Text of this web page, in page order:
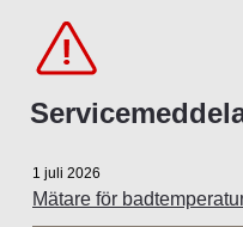
1 juli 2026
Mätare för